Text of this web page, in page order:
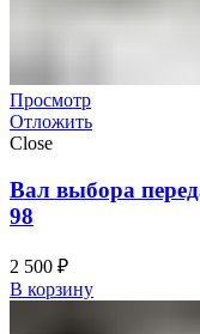
Просмотр
Отложить
Close
Вал выбора
98
2 500 ₽
В корзину